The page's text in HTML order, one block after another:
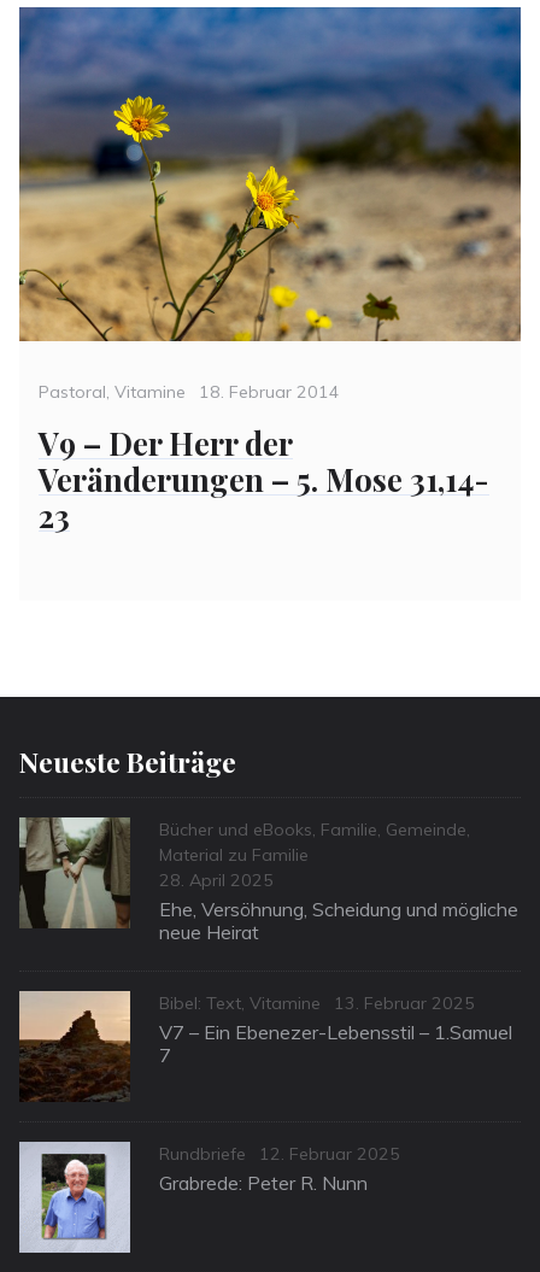
Categories
Pastoral, Vitamine
Posted
18. Februar 2014
V9 – Der Herr der
Veränderungen – 5. Mose 31,14-
23
Neueste Beiträge
Categories
Bücher und eBooks, Familie, Gemeinde,
Material zu Familie
Posted
on
28. April 2025
Ehe, Versöhnung, Scheidung und mögliche
neue Heirat
Categories
Bibel: Text, Vitamine
Posted
on
13. Februar 2025
V7 – Ein Ebenezer-Lebensstil – 1.Samuel
7
Categories
Rundbriefe
Posted
on
12. Februar 2025
Grabrede: Peter R. Nunn